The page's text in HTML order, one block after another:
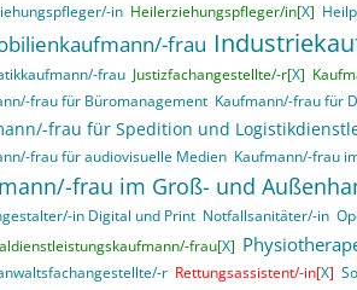
in Heilerziehungspfleger/in[X]
frau
frau Justizfachangestellte/-r[X]
frau für Büromanagement Kaufmann/-frau für
frau für Spedition und
frau für audiovisuelle Medien Kaufmann/-frau
frau im Groß- und
in Digital und Print Notfallsanitäter/-in
frau[X]
r Rettungsassistent/-in[X]